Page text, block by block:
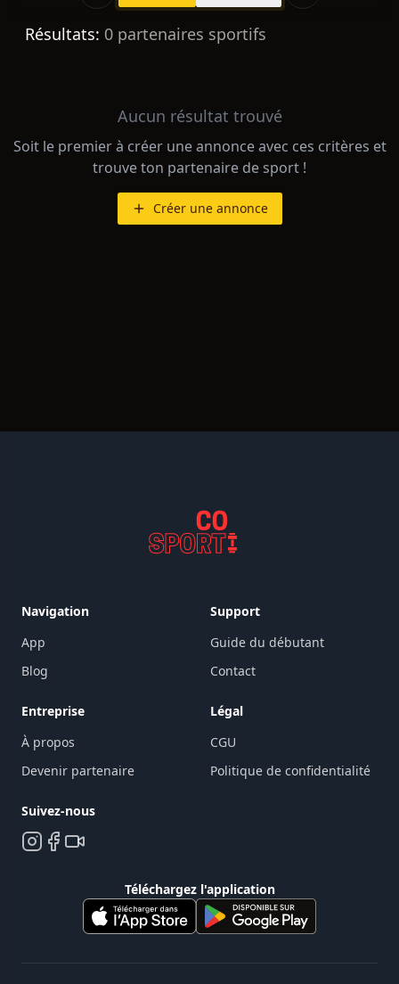
Résultats: 0 partenaires sportifs
Aucun résultat trouvé
Soit le premier à créer une annonce avec ces critères et
trouve ton partenaire de sport !
Créer une annonce
Navigation
App
Blog
Support
Guide du débutant
Contact
Entreprise
À propos
Devenir partenaire
Légal
CGU
Politique de confidentialité
Suivez-nous
Téléchargez l'application